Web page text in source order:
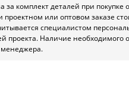
за комплект деталей при покупке
проектном или оптовом заказе
специалистом
проекта. Наличие необходимого
менеджера.